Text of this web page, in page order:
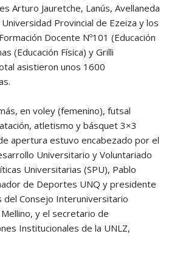
Arturo Jauretche, Lanús, Avellaneda
Provincial de Ezeiza y los
Docente Nº101 (Educación
(Educación Física) y Grilli
asistieron unos 1600
en voley (femenino), futsal
atletismo y básquet 3×3
apertura estuvo encabezado por el
Universitario y Voluntariado
Universitarias (SPU), Pablo
de Deportes UNQ y presidente
Consejo Interuniversitario
y el secretario de
Institucionales de la UNLZ,